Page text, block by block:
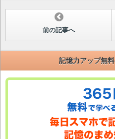
前の記事へ
記憶力アップ無